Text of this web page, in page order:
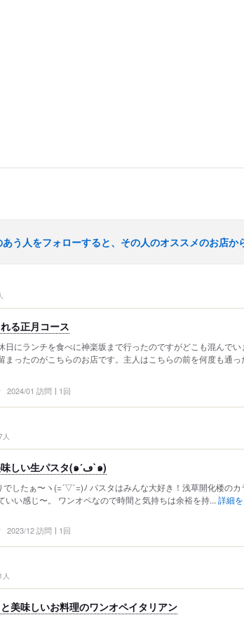
う人をフォローすると、その人のオススメのお店か
る正月コース
日にランチを食べに神楽坂まで行ったのですがどこも混んでい
まったのがこちらのお店です。主人はこちらの前を何度も通っ
2024/01 訪問 1回
人
豊富なグラスワンと美味しい生パスタ(๑´ڡ`๑)
したぁ〜ヽ(=´▽`=)ﾉ パスタはみんな大好き！浅草開化楼のカ
いい感じ〜。 ワンオペなので時間と気持ちは余裕を持... 詳細
2023/12 訪問 1回
人
美味しいお料理のワンオペイタリアン